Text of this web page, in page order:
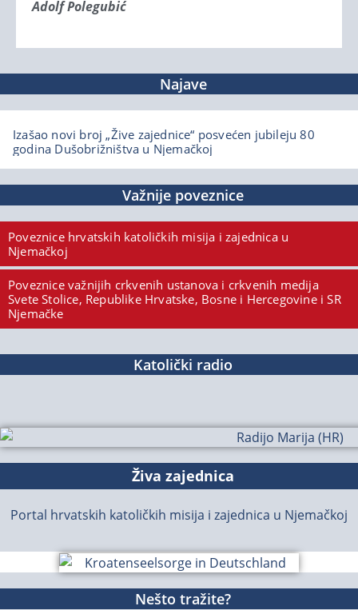
Adolf Polegubić
Najave
Izašao novi broj „Žive zajednice“ posvećen jubileju 80
godina Dušobrižništva u Njemačkoj
Važnije poveznice
Poveznice hrvatskih katoličkih misija i zajednica u
Njemačkoj
Poveznice važnijih crkvenih ustanova i crkvenih medija
Svete Stolice, Republike Hrvatske, Bosne i Hercegovine i SR
Njemačke
Katolički radio
Živa zajednica
Portal hrvatskih katoličkih misija i zajednica u Njemačkoj
Nešto tražite?